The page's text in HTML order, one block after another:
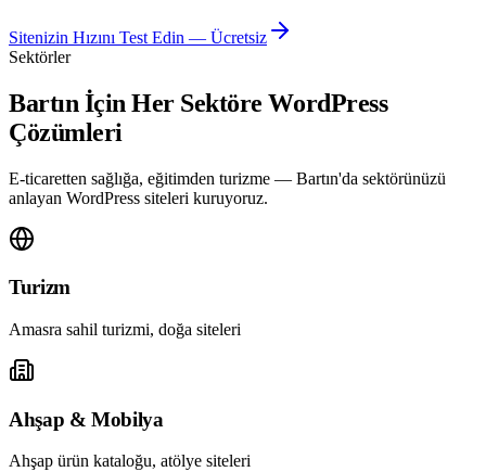
Sitenizin Hızını Test Edin — Ücretsiz
Sektörler
Bartın İçin Her Sektöre WordPress
Çözümleri
E-ticaretten sağlığa, eğitimden turizme — Bartın'da sektörünüzü
anlayan WordPress siteleri kuruyoruz.
Turizm
Amasra sahil turizmi, doğa siteleri
Ahşap & Mobilya
Ahşap ürün kataloğu, atölye siteleri